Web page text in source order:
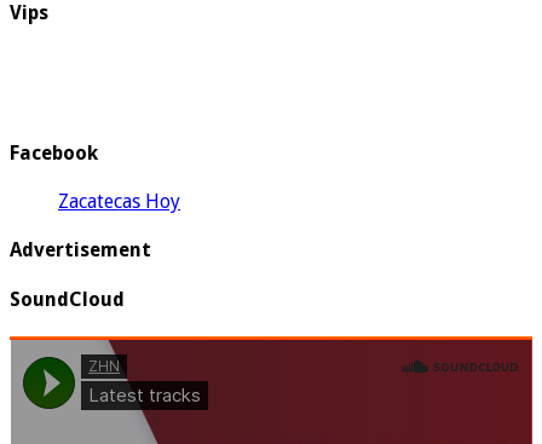
Vips
Facebook
Zacatecas Hoy
Advertisement
SoundCloud